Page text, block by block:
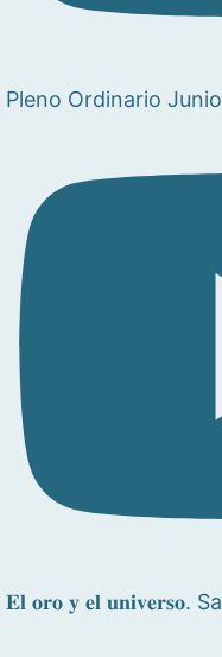
Pleno Ordinario
𝐄𝐥 𝐨𝐫𝐨 𝐲 𝐞𝐥